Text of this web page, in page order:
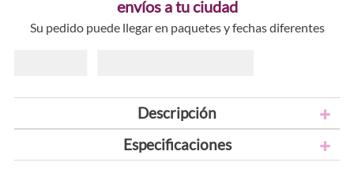
envíos a tu ciudad
Su pedido puede llegar en paquetes y fechas diferentes
Descripción
Especificaciones